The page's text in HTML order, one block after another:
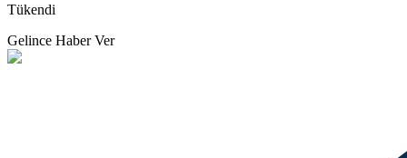
Tükendi
Gelince Haber Ver